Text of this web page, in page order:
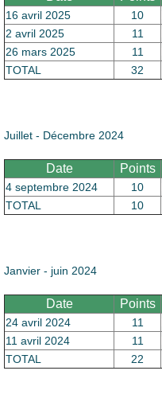
16 avril 2025 10
2 avril 2025
11
26 mars 2025
11
TOTAL
32
Juillet - Décembre 2024
Date Points
4 septembre 2024 10
TOTAL
10
Janvier - juin 2024
Date Points
24 avril 2024 11
11 avril 2024
11
TOTAL
22